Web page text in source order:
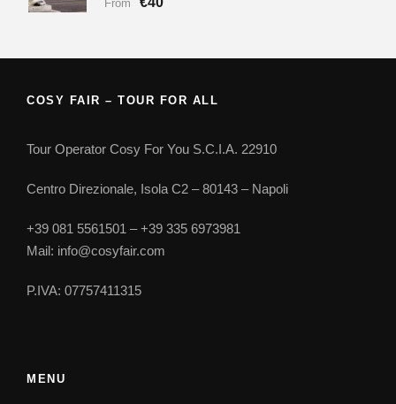
From
COSY FAIR – TOUR FOR ALL
Tour Operator Cosy For You S.C.I.A. 22910
Centro Direzionale, Isola C2 – 80143 – Napoli
+39 081 5561501 – +39 335 6973981
Mail: info@cosyfair.com
P.IVA: 07757411315
MENU